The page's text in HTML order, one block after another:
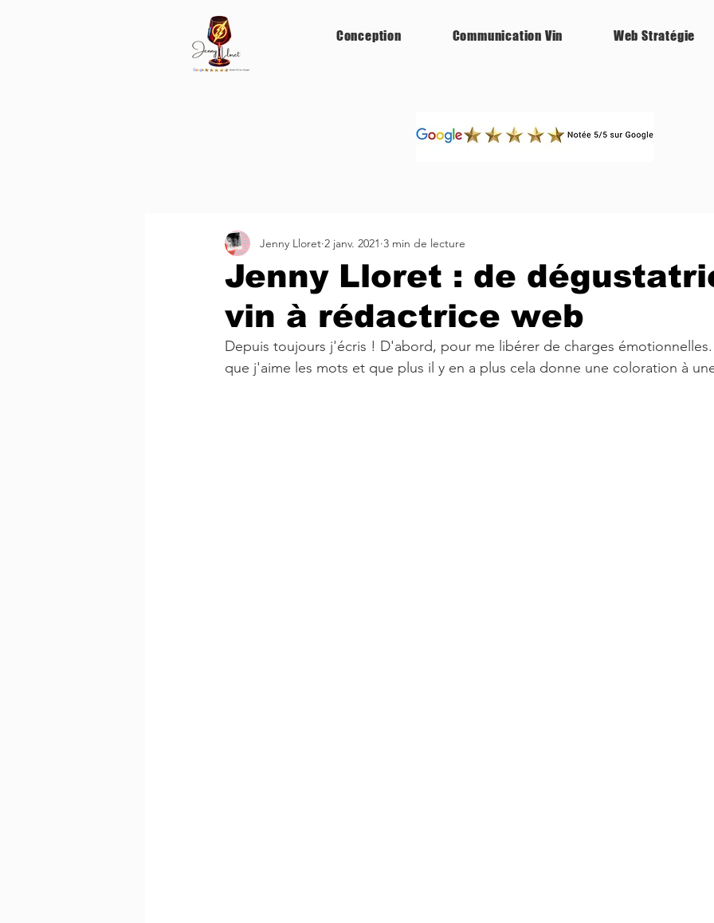
Conception Communication Vin Web Stratégie
Jenny Lloret : de
vin à rédactrice web
Jenny Lloret 2 janv. 2021 3 min de lecture
Depuis toujours j'écris ! D'abord, pour me libérer de charges
que j'aime les mots et que plus il y en a plus cela donne une coloration à